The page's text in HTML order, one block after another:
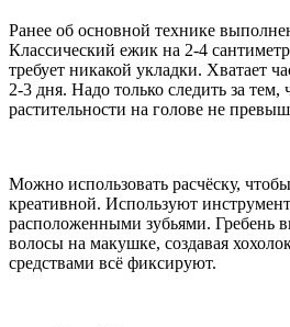
Ранее об основной технике
Классический ежик на 2-4
требует никакой укладки. Хватает
2-3 дня. Надо только следить за тем,
растительности на голове не
Можно использовать расчёску,
креативной. Используют
расположенными зубьями. Гребень
волосы на макушке, создавая
средствами всё фиксируют.